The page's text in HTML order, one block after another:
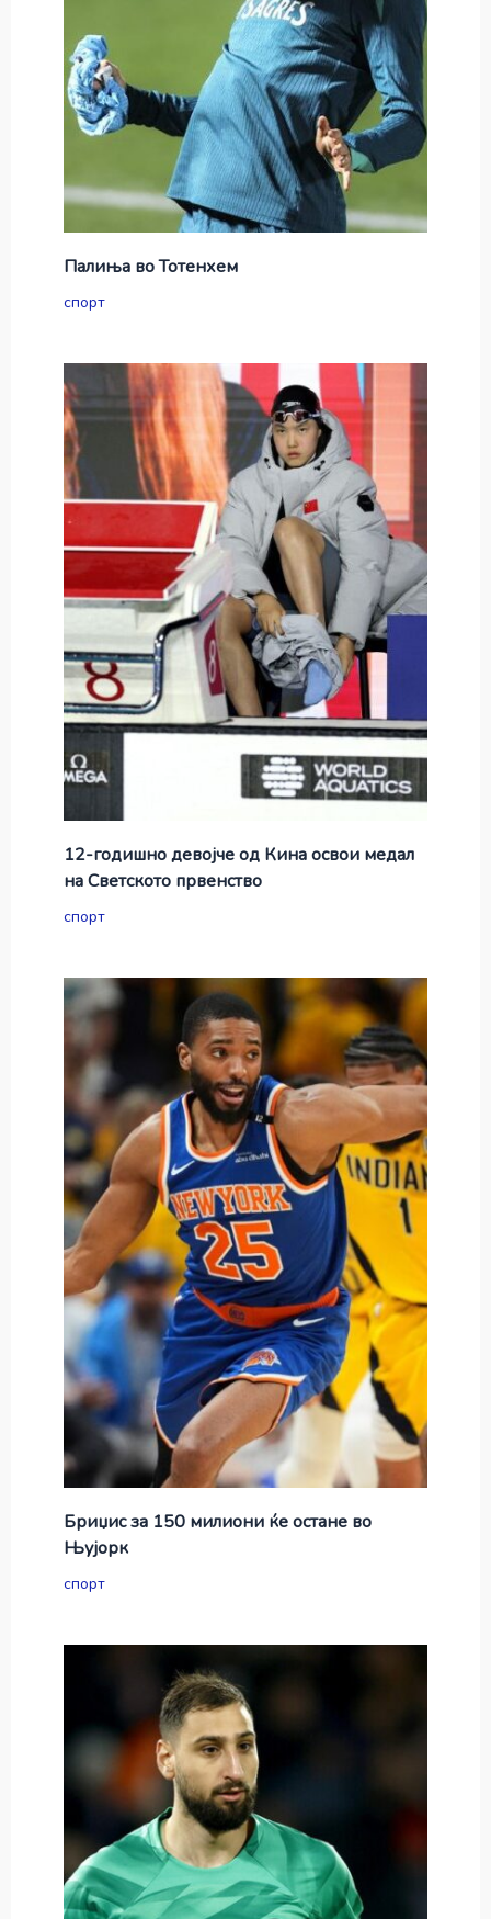
Палиња во Тотенхем
спорт
12-годишно девојче од Кина освои медал
на Светското првенство
спорт
Бриџис за 150 милиони ќе остане во
Њујорк
спорт